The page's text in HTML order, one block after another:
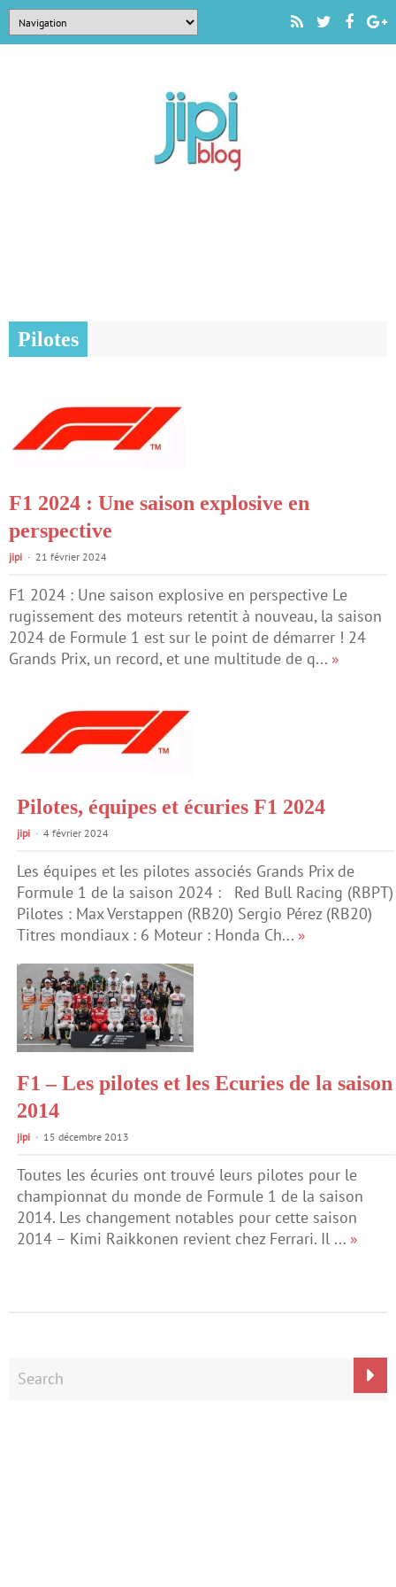
Pilotes
F1 2024 : Une saison explosive en
perspective
jipi 21 février 2024
F1 2024 : Une saison explosive en perspective Le
rugissement des moteurs retentit à nouveau, la saison
2024 de Formule 1 est sur le point de démarrer ! 24
Grands Prix, un record, et une multitude de q... »
Pilotes, équipes et écuries F1 2024
jipi 4 février 2024
Les équipes et les pilotes associés Grands Prix de
Formule 1 de la saison 2024 : Red Bull Racing (RBPT)
Pilotes : Max Verstappen (RB20) Sergio Pérez (RB20)
Titres mondiaux : 6 Moteur : Honda Ch... »
F1 – Les pilotes et les Ecuries de la saison
2014
jipi 15 décembre 2013
Toutes les écuries ont trouvé leurs pilotes pour le
championnat du monde de Formule 1 de la saison
2014. Les changement notables pour cette saison
2014 – Kimi Raikkonen revient chez Ferrari. Il ... »